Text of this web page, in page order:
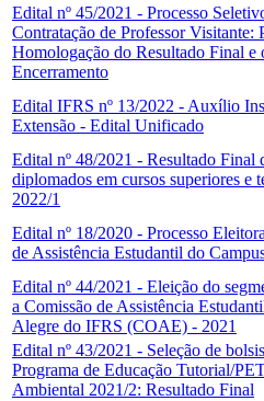
Edital nº 45/2021 - Processo
Contratação de Professor Visitante:
Homologação do Resultado Final e
Encerramento
Edital IFRS nº 13/2022 - Auxílio
Extensão - Edital Unificado
Edital nº 48/2021 - Resultado Final
diplomados em cursos superiores e
2022/1
Edital nº 18/2020 - Processo
de Assistência Estudantil do
Edital nº 44/2021 - Eleição do
a Comissão de Assistência
Alegre do IFRS (COAE) - 2021
Edital nº 43/2021 - Seleção de
Programa de Educação Tutorial/
Ambiental 2021/2: Resultado Final